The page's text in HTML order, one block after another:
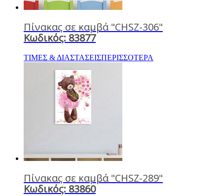
Πίνακας σε καμβά "CHSZ-306"
Κωδικός: 83877
ΤΙΜΕΣ & ΔΙΑΣΤΑΣΕΙΣΠΕΡΙΣΣΟΤΕΡΑ
Πίνακας σε καμβά "CHSZ-289"
Κωδικός: 83860